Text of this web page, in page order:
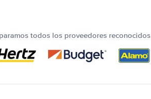
todos los proveedores reconocidos